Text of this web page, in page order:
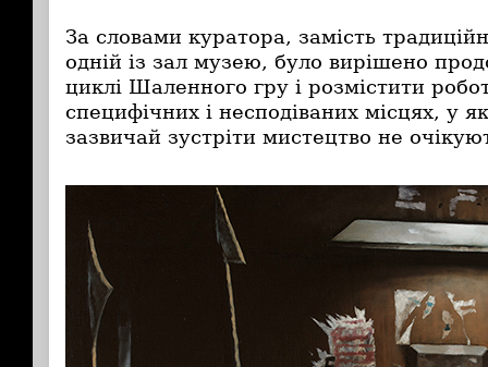
За словами куратора, замість
одній із зал музею, було вирішено
циклі Шаленного гру і розмістити
специфічних і несподіваних місцях, у
зазвичай зустріти мистецтво не